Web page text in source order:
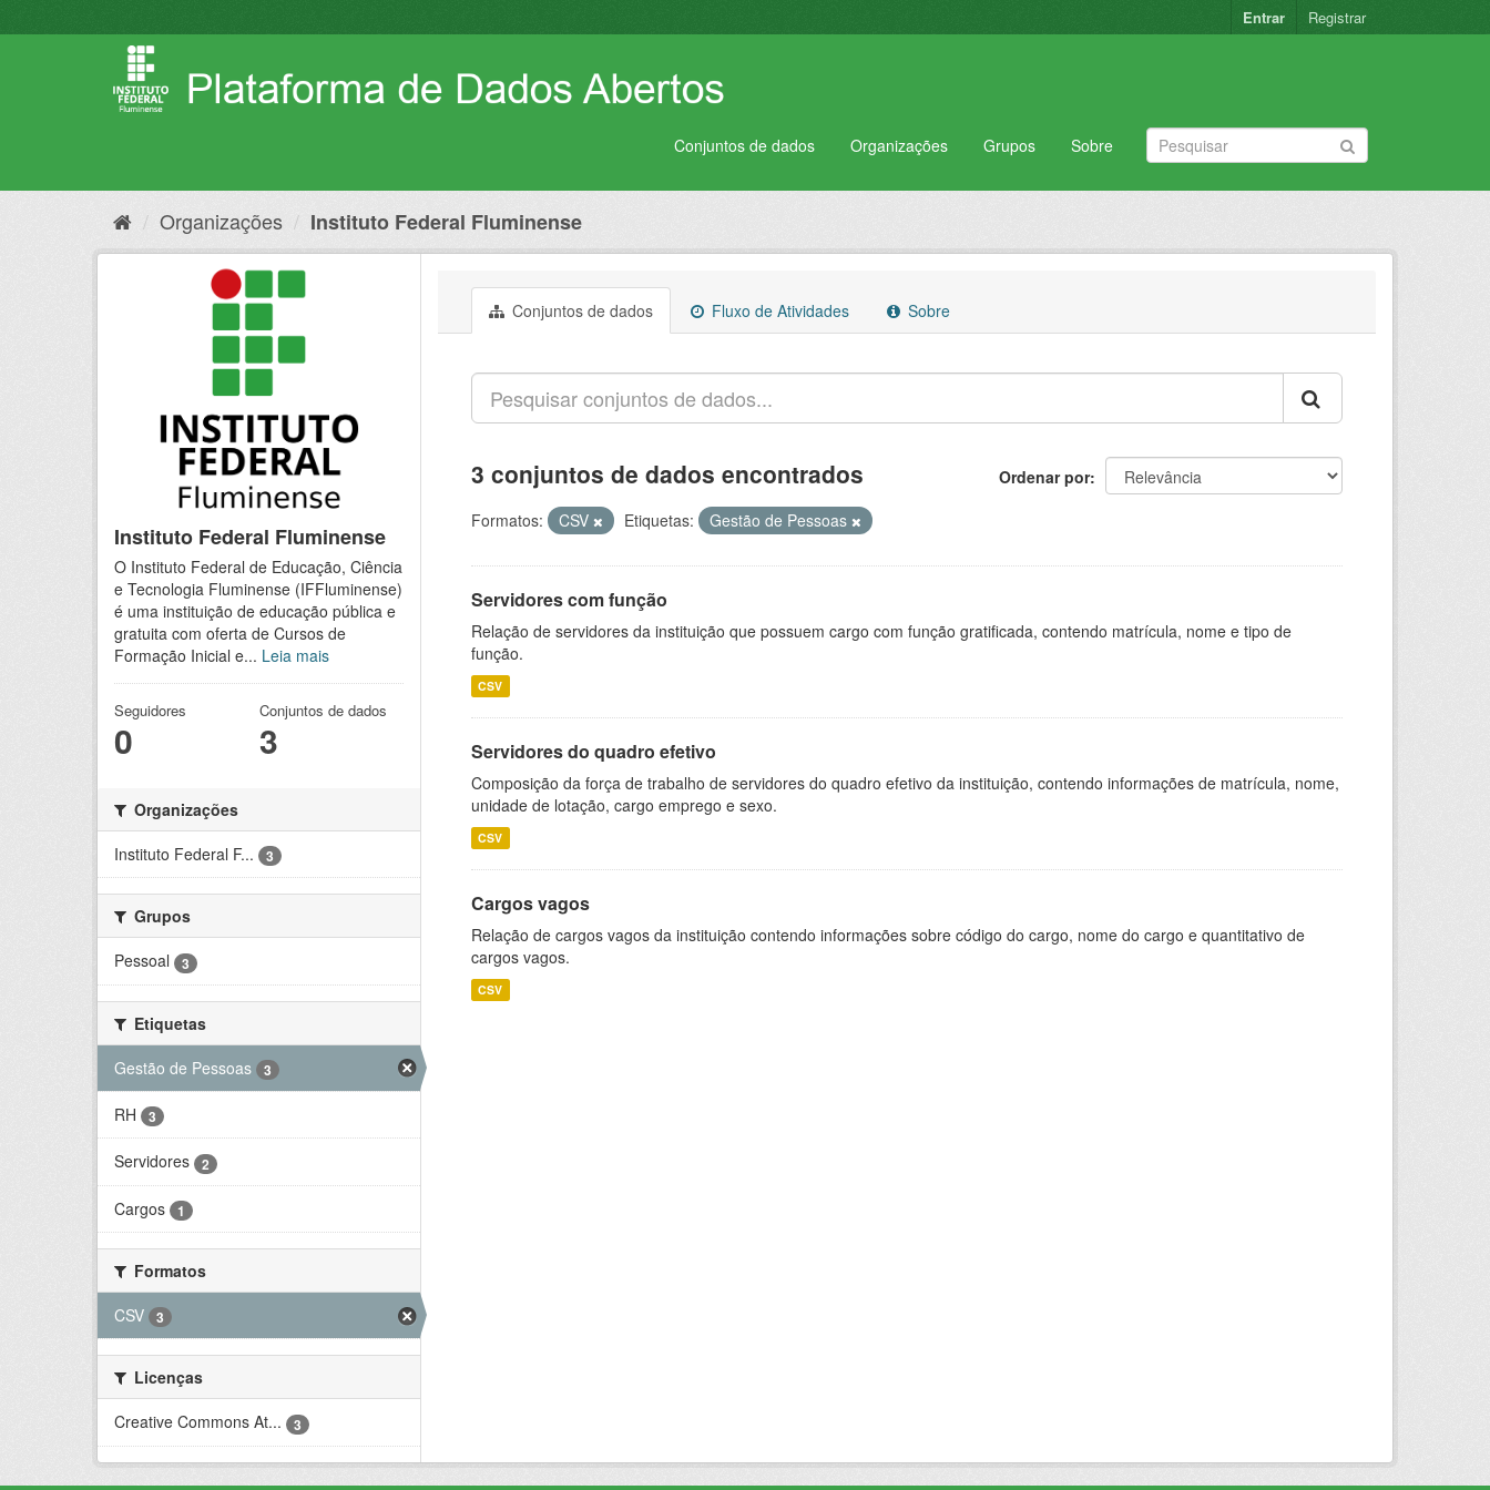
para
Entrar Registrar
Conjuntos de dados Organizações Grupos Sobre
Organizações Instituto Federal Fluminense
Instituto Federal Fluminense
O Instituto Federal de Educação, Ciência
e Tecnologia Fluminense (IFFluminense)
é uma instituição de educação pública e
gratuita com oferta de Cursos de
Formação Inicial e... Leia mais
Seguidores
0
Conjuntos de dados
3
Organizações
Instituto Federal F...
3
Grupos
Pessoal
3
Etiquetas
Gestão de Pessoas
3
RH 3
Servidores 2
Cargos 1
Formatos
CSV
3
Licenças
Creative Commons At...
3
Conjuntos de dados Fluxo de Atividades Sobre
Ordenar por
3 conjuntos de dados encontrados
Formatos: CSV Etiquetas: Gestão de Pessoas
Servidores com função
Relação de servidores da instituição que possuem cargo com função gratificada, contendo matrícula, nome e tipo de
função.
CSV
Servidores do quadro efetivo
Composição da força de trabalho de servidores do quadro efetivo da instituição, contendo informações de matrícula, nome,
unidade de lotação, cargo emprego e sexo.
CSV
Cargos vagos
Relação de cargos vagos da instituição contendo informações sobre código do cargo, nome do cargo e quantitativo de
cargos vagos.
CSV